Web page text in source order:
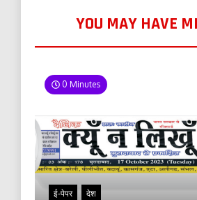
YOU MAY HAVE
0 Minutes
ई-पेपर देश